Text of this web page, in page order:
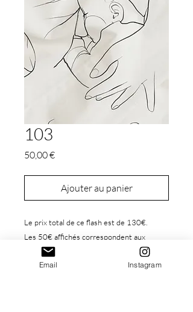
103
50,00 €Prix
Ajouter au panier
Le prix total de ce flash est de 130€.
Les 50€ affichés correspondent aux
arrhes, le reste est à régler lors de la
réalisation du tattoo.
Email Instagram